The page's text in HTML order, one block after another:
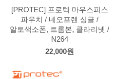
[PROTEC] 프로텍 마우스피스
파우치 / 네오프렌 싱글 /
알토색소폰, 트롬본, 클라리넷 /
N264
22,000원